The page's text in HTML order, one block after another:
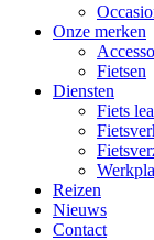
Onze merken
Fietsen
Diensten
Fiets
Reizen
Nieuws
Contact